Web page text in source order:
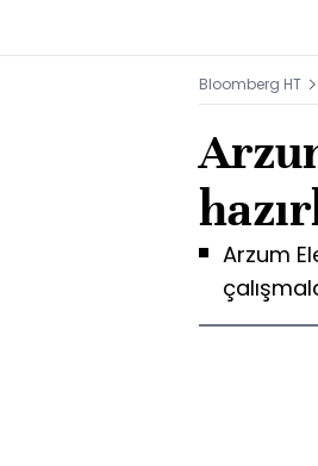
Bloomberg HT
Arzum